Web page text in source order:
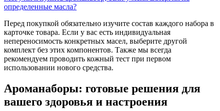
определенные масла?
Перед покупкой обязательно изучите состав каждого набора в
карточке товара. Если у вас есть индивидуальная
непереносимость конкретных масел, выберите другой
комплект без этих компонентов. Также мы всегда
рекомендуем проводить кожный тест при первом
использовании нового средства.
Ароманаборы: готовые решения для
вашего здоровья и настроения